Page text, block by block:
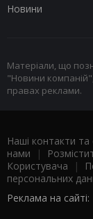
Новини
Матеріали, що
"Новини
правах реклами.
Наші контакти та
нами |
Користувача |
персональних
Реклама на сайті: